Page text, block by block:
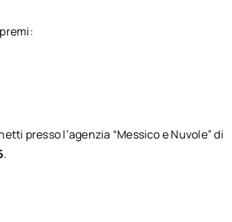
presso l’agenzia “Messico e Nuvole” di
.